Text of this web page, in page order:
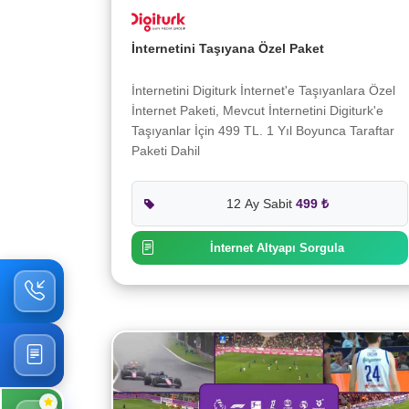
İnternetini Taşıyana Özel Paket
İnternetini Digiturk İnternet'e Taşıyanlara Özel
İnternet Paketi, Mevcut İnternetini Digiturk'e
Taşıyanlar İçin 499 TL. 1 Yıl Boyunca Taraftar
Paketi Dahil
12 Ay Sabit 499 ₺
İnternet Altyapı Sorgula